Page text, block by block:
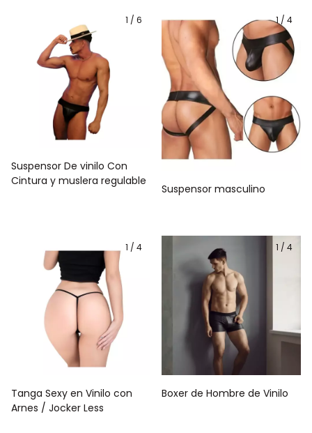
1 / 6
Suspensor De vinilo Con
Cintura y muslera regulable
1 / 4
Suspensor masculino
1 / 4
Tanga Sexy en Vinilo con
Arnes / Jocker Less
1 / 4
Boxer de Hombre de Vinilo